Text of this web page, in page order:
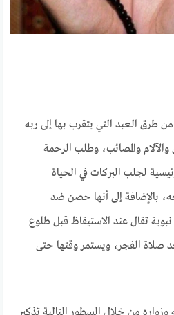
طرق العبد التي يتقرب بها إلى ربه
والمصائب، وطلب الرحمة
لجلب البركات في الحياة
بالإضافة إلى أنها حصن ضد
تقال عند الاستيقاظ قبل طلوع
الفجر، ويستمر وقتها حتى
وزواره من خلال السطور التالية تذكير